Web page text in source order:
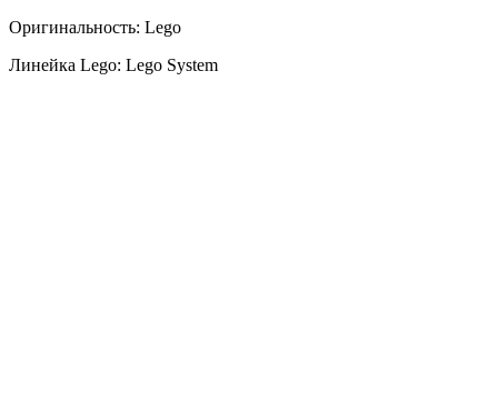
Оригинальность: Lego
Линейка Lego: Lego System